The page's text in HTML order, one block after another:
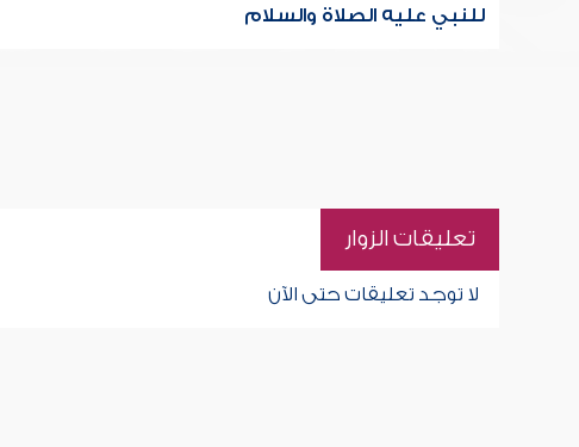
للنبي عليه الصلاة والسلام
تعليقات الزوار
لا توجد تعليقات حتى الآن